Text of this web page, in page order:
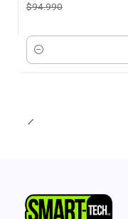
$94.990
Cantidad